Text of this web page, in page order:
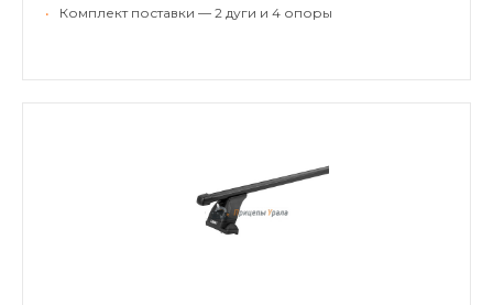
• Комплект поставки — 2 дуги и 4 опоры